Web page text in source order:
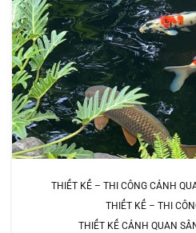
THIẾT KẾ – THI CÔNG CẢNH
THIẾT KẾ – THI
THIẾT KẾ CẢNH QUAN